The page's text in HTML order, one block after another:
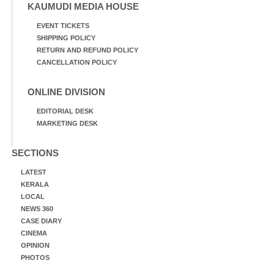
KAUMUDI MEDIA HOUSE
EVENT TICKETS
SHIPPING POLICY
RETURN AND REFUND POLICY
CANCELLATION POLICY
ONLINE DIVISION
EDITORIAL DESK
MARKETING DESK
SECTIONS
LATEST
KERALA
LOCAL
NEWS 360
CASE DIARY
CINEMA
OPINION
PHOTOS